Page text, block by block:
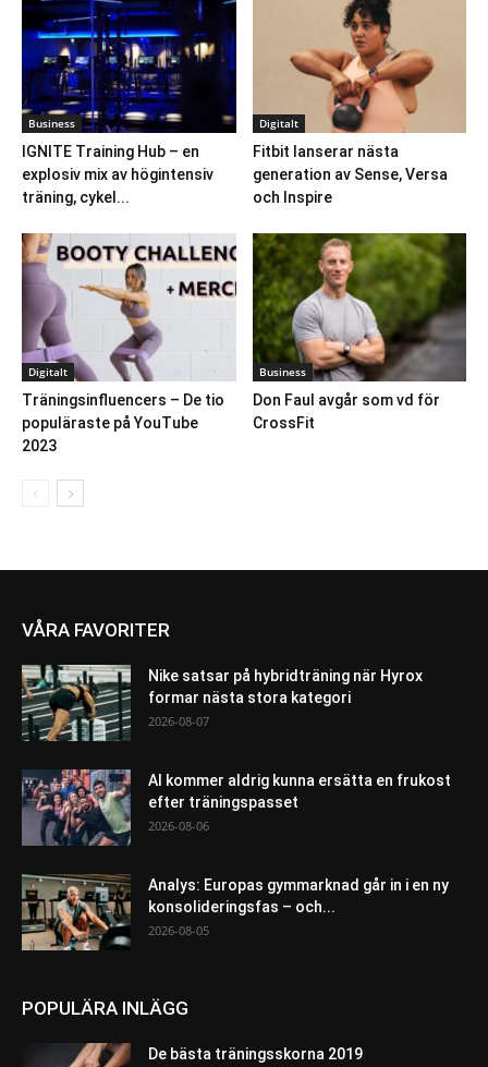
Business
IGNITE Training Hub – en
explosiv mix av högintensiv
träning, cykel...
Digitalt
Fitbit lanserar nästa
generation av Sense, Versa
och Inspire
Digitalt
Träningsinfluencers – De tio
populäraste på YouTube
2023
Business
Don Faul avgår som vd för
CrossFit
VÅRA FAVORITER
Nike satsar på hybridträning när Hyrox
formar nästa stora kategori
2026-08-07
AI kommer aldrig kunna ersätta en frukost
efter träningspasset
2026-08-06
Analys: Europas gymmarknad går in i en ny
konsolideringsfas – och...
2026-08-05
POPULÄRA INLÄGG
De bästa träningsskorna 2019